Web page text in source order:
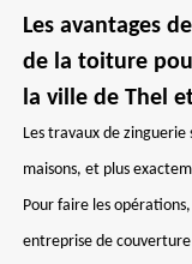
Les avantages
de la toiture
la ville de Thel
Les travaux de
maisons, et plus
Pour faire les
entreprise de